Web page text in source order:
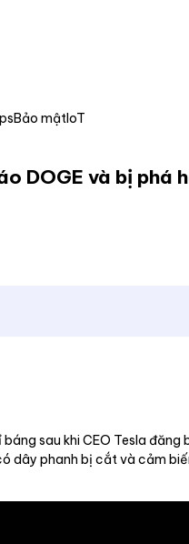
Bảo mậtIoT
DOGE và bị phá
sau khi CEO Tesla
dây phanh bị cắt và cảm